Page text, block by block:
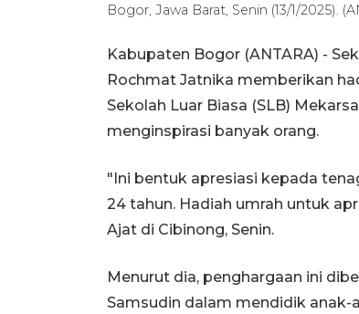
Bogor, Jawa Barat, Senin (13/1/2025).
Kabupaten Bogor (ANTARA) -
Rochmat Jatnika memberikan
Sekolah Luar Biasa (SLB)
menginspirasi banyak orang.
"Ini bentuk apresiasi kepada
24 tahun. Hadiah umrah untuk
Ajat di Cibinong, Senin.
Menurut dia, penghargaan ini
Samsudin dalam mendidik